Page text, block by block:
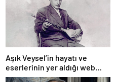
Aşık Veysel’in hayatı ve
eserlerinin yer aldığı web
portalı hizmete girdi